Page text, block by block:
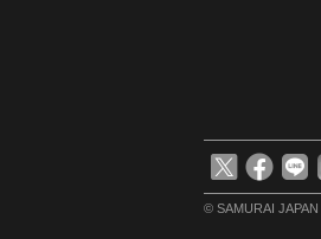
© SAMURAI JAPAN